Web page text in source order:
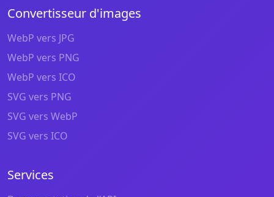
Convertisseur d'images
WebP vers JPG
WebP vers PNG
WebP vers ICO
SVG vers PNG
SVG vers WebP
SVG vers ICO
Services